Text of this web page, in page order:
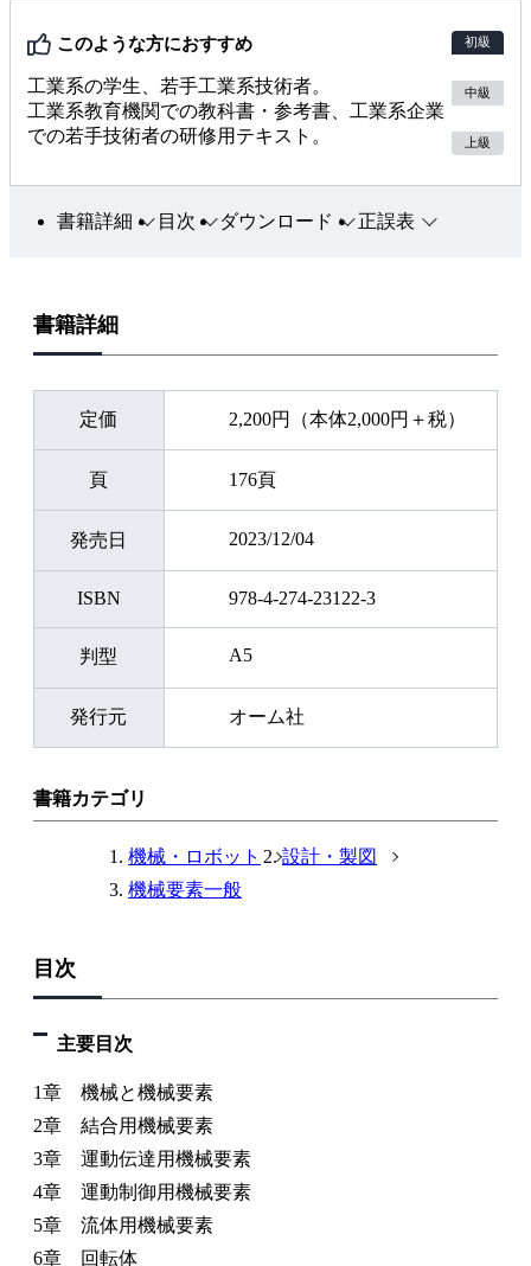
このような方におすすめ
工業系の学生、若手工業系技術者。
工業系教育機関での教科書・参考書、工業系企業
での若手技術者の研修用テキスト。
初級
中級
上級
書籍詳細 目次 ダウンロード 正誤表
書籍詳細
定価 2,200円（本体2,000円＋税）
頁 176頁
発売日 2023/12/04
ISBN 978-4-274-23122-3
判型 A5
発行元 オーム社
書籍カテゴリ
機械・ロボット
設計・製図
機械要素一般
目次
主要目次
1章 機械と機械要素
2章 結合用機械要素
3章 運動伝達用機械要素
4章 運動制御用機械要素
5章 流体用機械要素
6章 回転体